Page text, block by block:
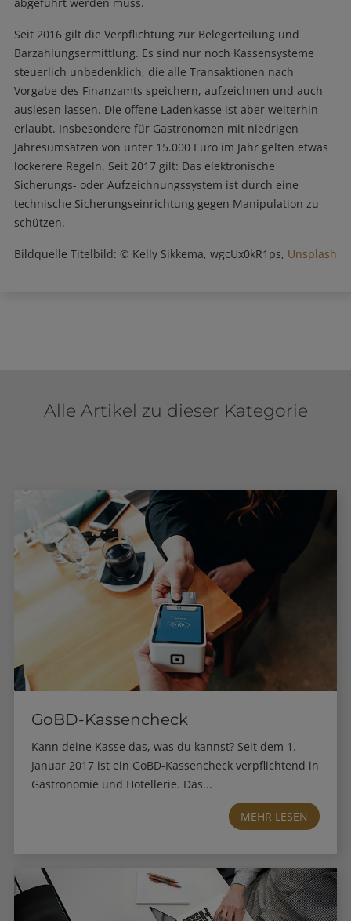
Seit 2016 gilt die Verpflichtung zur Belegerteilung und
Barzahlungsermittlung. Es sind nur noch Kassensysteme
steuerlich unbedenklich, die alle Transaktionen nach
Vorgabe des Finanzamts speichern, aufzeichnen und auch
auslesen lassen. Die offene Ladenkasse ist aber weiterhin
erlaubt. Insbesondere für Gastronomen mit niedrigen
Jahresumsätzen von unter 15.000 Euro im Jahr gelten etwas
lockerere Regeln. Seit 2017 gilt: Das elektronische
Sicherungs- oder Aufzeichnungssystem ist durch eine
technische Sicherungseinrichtung gegen Manipulation zu
schützen.
Bildquelle Titelbild: © Kelly Sikkema, wgcUx0kR1ps, Unsplash
Alle Artikel zu dieser Kategorie
GoBD-Kassencheck
Kann deine Kasse das, was du kannst? Seit dem 1.
Januar 2017 ist ein GoBD-Kassencheck verpflichtend in
Gastronomie und Hotellerie. Das...
MEHR LESEN